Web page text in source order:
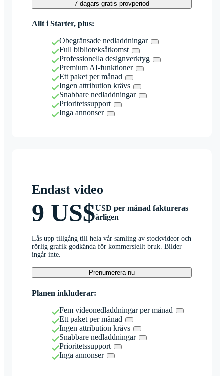
7 dagars gratis provperiod
Allt i Starter, plus:
Obegränsade nedladdningar
Full biblioteksåtkomst
Professionella designverktyg
Premium AI-funktioner
Ett paket per månad
Ingen attribution krävs
Snabbare nedladdningar
Prioritetssupport
Inga annonser
Endast video
9 US$USD per månad faktureras
årligen
Lås upp tillgång till hela vår samling av stockvideor och
rörlig grafik godkända för kommersiellt bruk. Bilder
ingår inte.
Prenumerera nu
Planen inkluderar:
Fem videonedladdningar per månad
Ett paket per månad
Ingen attribution krävs
Snabbare nedladdningar
Prioritetssupport
Inga annonser